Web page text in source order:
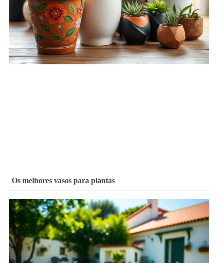
Os melhores vasos para plantas